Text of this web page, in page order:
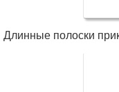
Длинные полоски